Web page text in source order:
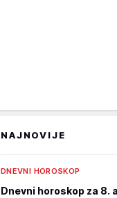
NAJNOVIJE
DNEVNI HOROSKOP
Dnevni horoskop za 8.